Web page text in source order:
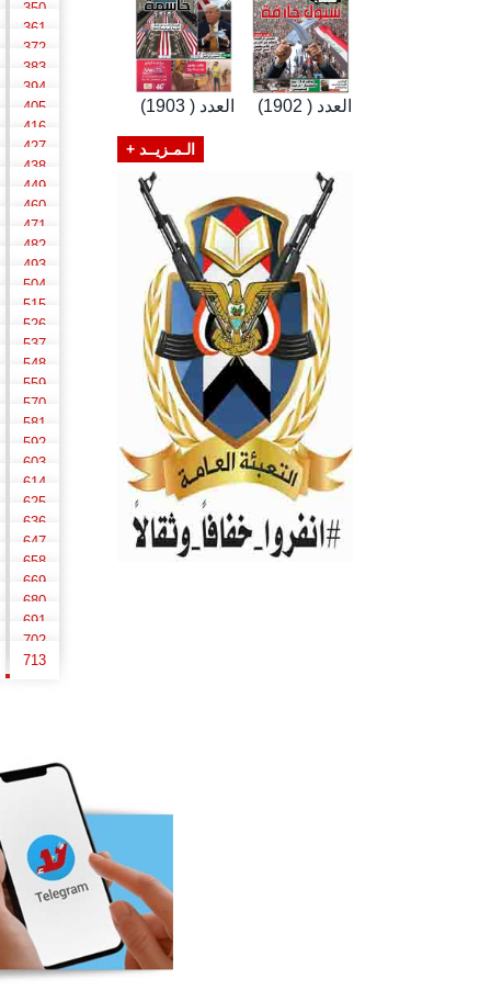
350
361
372
383
394
405
416
427
438
449
460
471
482
493
504
515
526
537
548
559
570
581
592
603
614
625
636
647
658
669
680
691
702
713
العدد ( 1903) العدد ( 1902)
الـمـزيــد +